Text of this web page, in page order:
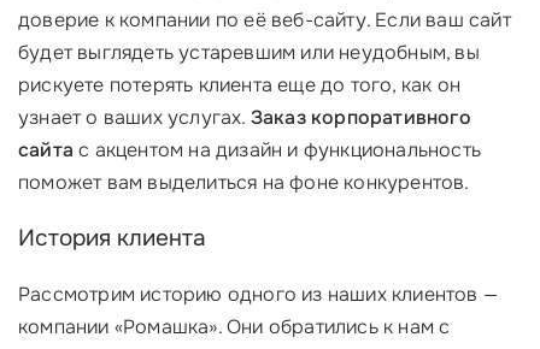
доверие к компании по её веб-сайту. Если ваш сайт
будет выглядеть устаревшим или неудобным, вы
рискуете потерять клиента еще до того, как он
узнает о ваших услугах. Заказ корпоративного
сайта с акцентом на дизайн и функциональность
поможет вам выделиться на фоне конкурентов.
История клиента
Рассмотрим историю одного из наших клиентов —
компании «Ромашка». Они обратились к нам с